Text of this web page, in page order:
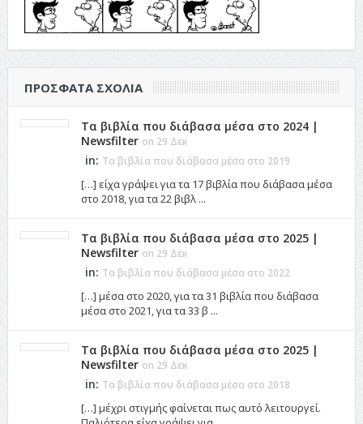
ΠΡΌΣΦΑΤΑ ΣΧΌΛΙΑ
Τα βιβλία που διάβασα μέσα στο 2024 |
Newsfilter on 29 Δεκ
in: Τα βιβλία που διάβασα μέσα στο 2019
[…] είχα γράψει για τα 17 βιβλία που διάβασα μέσα
στο 2018, για τα 22 βιβλ ...
Τα βιβλία που διάβασα μέσα στο 2025 |
Newsfilter on 29 Δεκ
in: Τα βιβλία που διάβασα μέσα στο 2022
[…] μέσα στο 2020, για τα 31 βιβλία που διάβασα
μέσα στο 2021, για τα 33 β ...
Τα βιβλία που διάβασα μέσα στο 2025 |
Newsfilter on 29 Δεκ
in: Τα βιβλία που διάβασα μέσα στο 2018
[…] μέχρι στιγμής φαίνεται πως αυτό λειτουργεί.